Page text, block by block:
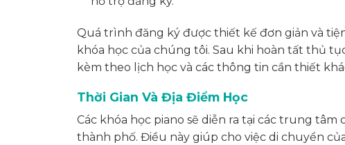
Quá trình đăng ký được thiết kế đơn giản và
khóa học của chúng tôi. Sau khi hoàn tất thủ
kèm theo lịch học và các thông tin cần thiết
Thời Gian Và Địa Điểm Học
Các khóa học piano sẽ diễn ra tại các trung
thành phố. Điều này giúp cho việc di chuyển